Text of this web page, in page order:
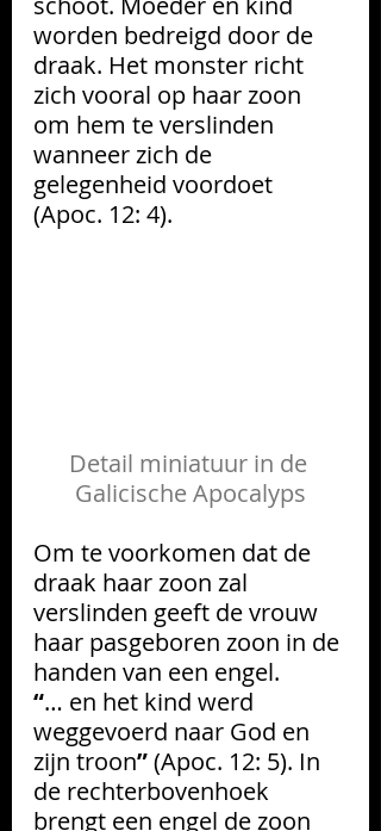
worden bedreigd door de
draak. Het monster richt
zich vooral op haar zoon
om hem te verslinden
wanneer zich de
gelegenheid voordoet
(Apoc. 12: 4).
Detail miniatuur in de
Galicische Apocalyps
Om te voorkomen dat de
draak haar zoon zal
verslinden geeft de vrouw
haar pasgeboren zoon in de
handen van een engel.
“… en het kind werd
weggevoerd naar God en
zijn troon” (Apoc. 12: 5). In
de rechterbovenhoek
brengt een engel de zoon